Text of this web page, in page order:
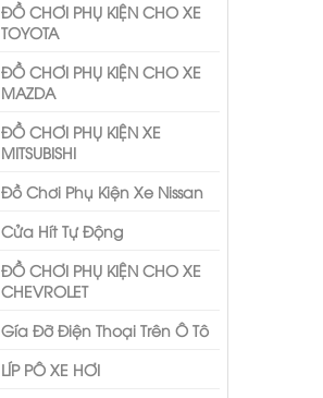
ĐỒ CHƠI PHỤ KIỆN CHO XE
TOYOTA
ĐỒ CHƠI PHỤ KIỆN CHO XE
MAZDA
ĐỒ CHƠI PHỤ KIỆN XE
MITSUBISHI
Đồ Chơi Phụ Kiện Xe Nissan
Cửa Hít Tự Động
ĐỒ CHƠI PHỤ KIỆN CHO XE
CHEVROLET
Gía Đỡ Điện Thoại Trên Ô Tô
LÍP PÔ XE HƠI